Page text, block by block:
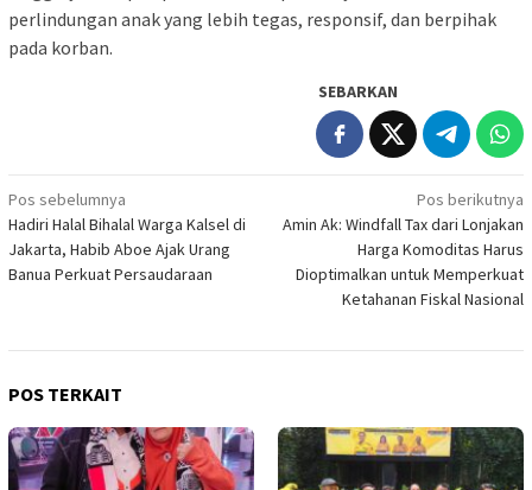
perlindungan anak yang lebih tegas, responsif, dan berpihak
pada korban.
SEBARKAN
Navigasi
pos
Pos sebelumnya
Hadiri Halal Bihalal Warga Kalsel di
Jakarta, Habib Aboe Ajak Urang
Banua Perkuat Persaudaraan
Pos berikutnya
Amin Ak: Windfall Tax dari Lonjakan
Harga Komoditas Harus
Dioptimalkan untuk Memperkuat
Ketahanan Fiskal Nasional
POS TERKAIT